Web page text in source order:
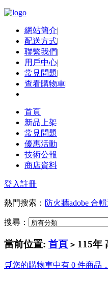
網站簡介|
配送方式|
聯繫我們|
用戶中心|
常見問題|
查看購物車|
首頁
新品上架
常見問題
優惠活動
技術公報
商店資料
登入註冊
熱門搜索： 防火牆adobe 合輯
搜尋：
當前位置: 首頁 > 115年
🛒您的購物車中有 0 件商品